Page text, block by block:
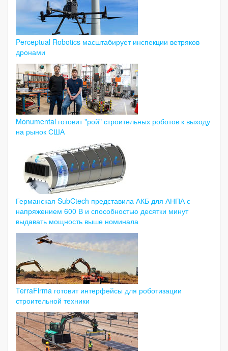
Perceptual Robotics масштабирует инспекции ветряков
дронами
Monumental готовит "рой" строительных роботов к выходу
на рынок США
Германская SubCtech представила АКБ для АНПА с
напряжением 600 В и способностью десятки минут
выдавать мощность выше номинала
TerraFirma готовит интерфейсы для роботизации
строительной техники